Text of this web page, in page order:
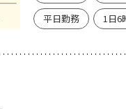
平日勤務
1日6